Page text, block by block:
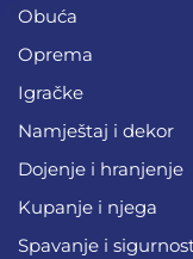
Obuća
Oprema
Igračke
Namještaj i dekor
Dojenje i hranjenje
Kupanje i njega
Spavanje i